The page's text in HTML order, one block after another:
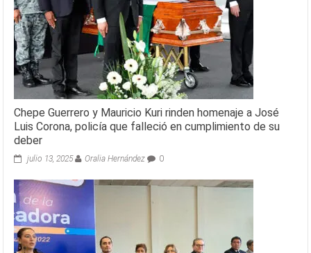
Chepe Guerrero y Mauricio Kuri rinden homenaje a José
Luis Corona, policía que falleció en cumplimiento de su
deber
julio 13, 2025 Oralia Hernández 0